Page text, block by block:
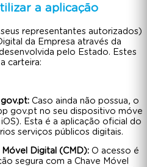
a aplicação
representantes autorizados)
da Empresa através da
pelo Estado. Estes
carteira:
Caso ainda não possua, o
gov.pt no seu dispositivo móvel
Esta é a aplicação oficial do
serviços públicos digitais.
Digital (CMD): O acesso é
segura com a Chave Móvel